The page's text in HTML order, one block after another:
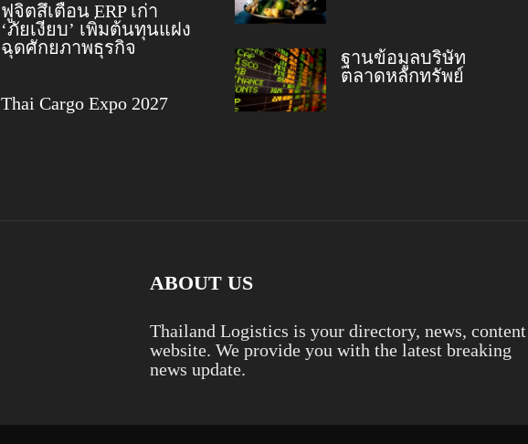
ฟูจิตสึเตือน ERP เก่า
‘ภัยเงียบ’ เพิ่มต้นทุนแฝง
ฉุดศักยภาพธุรกิจ
Thai Cargo Expo 2027
ฐานข้อมูลบริษัท
ตลาดหลักทรัพย์
ABOUT US
Thailand Logistics is your directory, news, content
website. We provide you with the latest breaking
news update.